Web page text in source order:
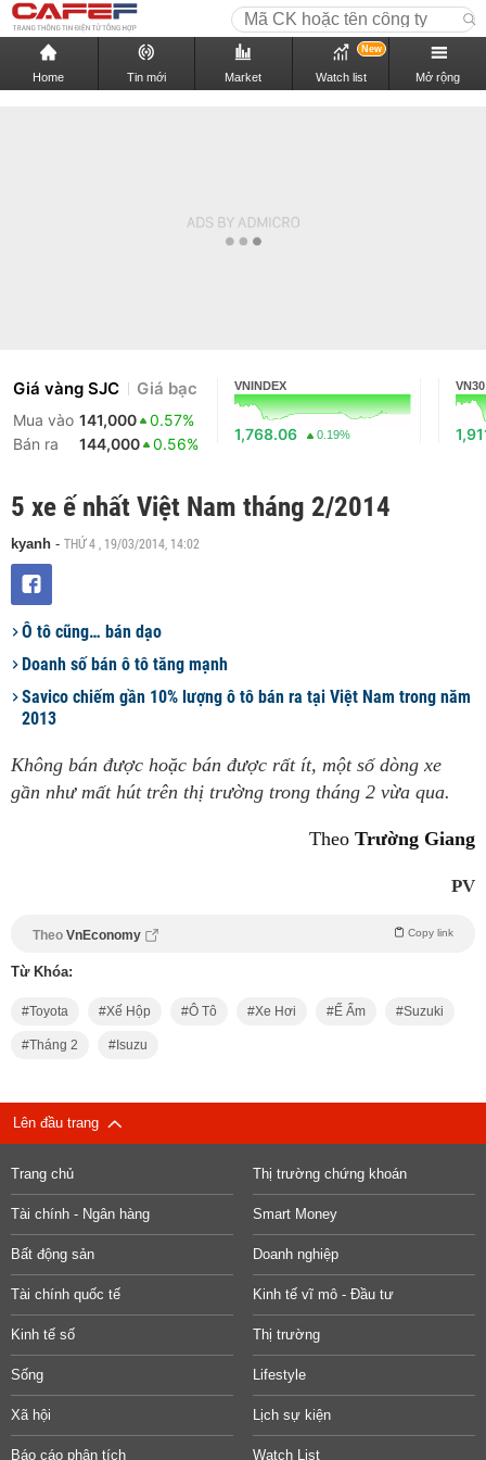
Home Tin mới Market Watch list
New
Mở rộng
Giá vàng SJC Giá bạc
Mua vào 141,000
0.57%
Bán ra
144,000 0.56%
VNINDEX
1,768.06 0.19%
VN30
5 xe ế nhất Việt Nam tháng 2/2014
kyanh - THỨ 4 , 19/03/2014, 14:02
Ô tô cũng… bán dạo
Doanh số bán ô tô tăng mạnh
Savico chiếm gần 10% lượng ô tô bán ra tại Việt Nam trong năm
2013
Không bán được hoặc bán được rất ít, một số dòng xe
gần như mất hút trên thị trường trong tháng 2 vừa qua.
Theo Trường Giang
PV
Theo VnEconomy Copy link
Từ Khóa:
Toyota Xế Hộp Ô Tô Xe Hơi Ế Ẩm Suzuki
Tháng 2 Isuzu
Lên đầu trang
Trang chủ Thị trường chứng khoán
Tài chính - Ngân hàng Smart Money
Bất động sản Doanh nghiệp
Tài chính quốc tế Kinh tế vĩ mô - Đầu tư
Kinh tế số Thị trường
Sống Lifestyle
Xã hội Lịch sự kiện
Báo cáo phân tích Watch List